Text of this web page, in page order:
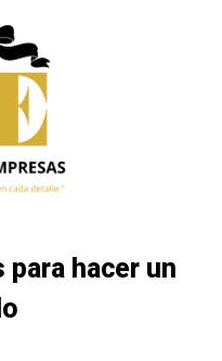
para hacer un